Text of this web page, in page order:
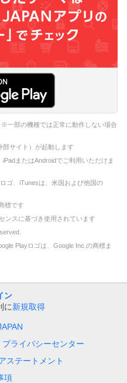
一部の機種では正常に動作しない場合
部サイト）が起動します
またはAndroidでご利用いただけま
ゴ、iTunesは、米国および他国の
標です
ンスに基づき使用されています
Playロゴは、Google Inc.の商標ま
ン
に新規取得
プライバシーセンター
ステートメント
項